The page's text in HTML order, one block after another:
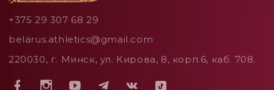
+375 29 307 68 29
belarus.athletics@gmail.com
220030, г. Минск, ул. Кирова, 8, корп.6, каб. 708.